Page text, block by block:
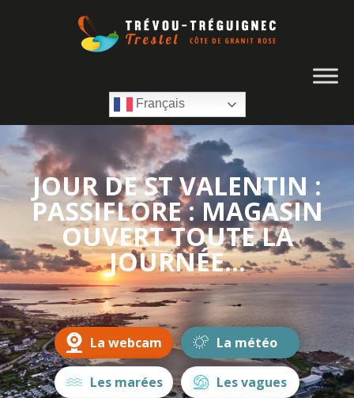
Français
JOUR DE ST VALENTIN :
PASSIFLORE : MAGASIN
OUVERT TOUTE LA
JOURNÉE...
La webcam La météo
Les marées Les vagues